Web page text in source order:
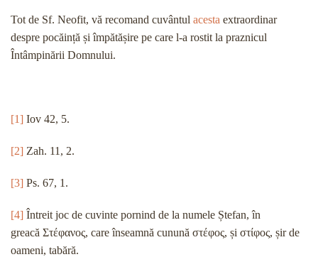
Tot de Sf. Neofit, vă recomand cuvântul acesta extraordinar
despre pocăință și împătășire pe care l-a rostit la praznicul
Întâmpinării Domnului.
[1] Iov 42, 5.
[2] Zah. 11, 2.
[3] Ps. 67, 1.
[4] Întreit joc de cuvinte pornind de la numele Ștefan, în
greacă Στέφανος, care înseamnă cunună στέφος, și στίφος, șir de
oameni, tabără.